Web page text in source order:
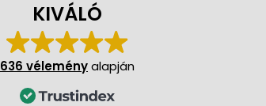
KIVÁLÓ
636 véleményalapján